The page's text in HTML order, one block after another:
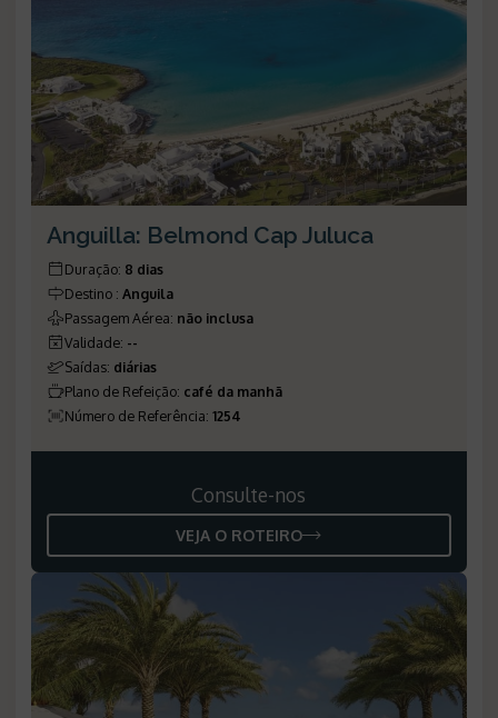
Anguilla: Belmond Cap Juluca
Duração: 8 dias
Destino : Anguila
Passagem Aérea: não inclusa
Validade: --
Saídas: diárias
Plano de Refeição: café da manhã
Número de Referência: 1254
Consulte-nos
VEJA O ROTEIRO